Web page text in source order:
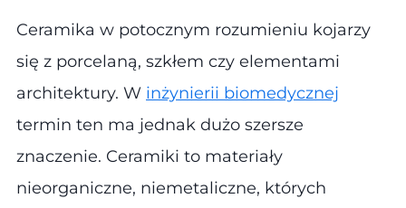
Ceramika w potocznym rozumieniu kojarzy
się z porcelaną, szkłem czy elementami
architektury. W inżynierii biomedycznej
termin ten ma jednak dużo szersze
znaczenie. Ceramiki to materiały
nieorganiczne, niemetaliczne, których